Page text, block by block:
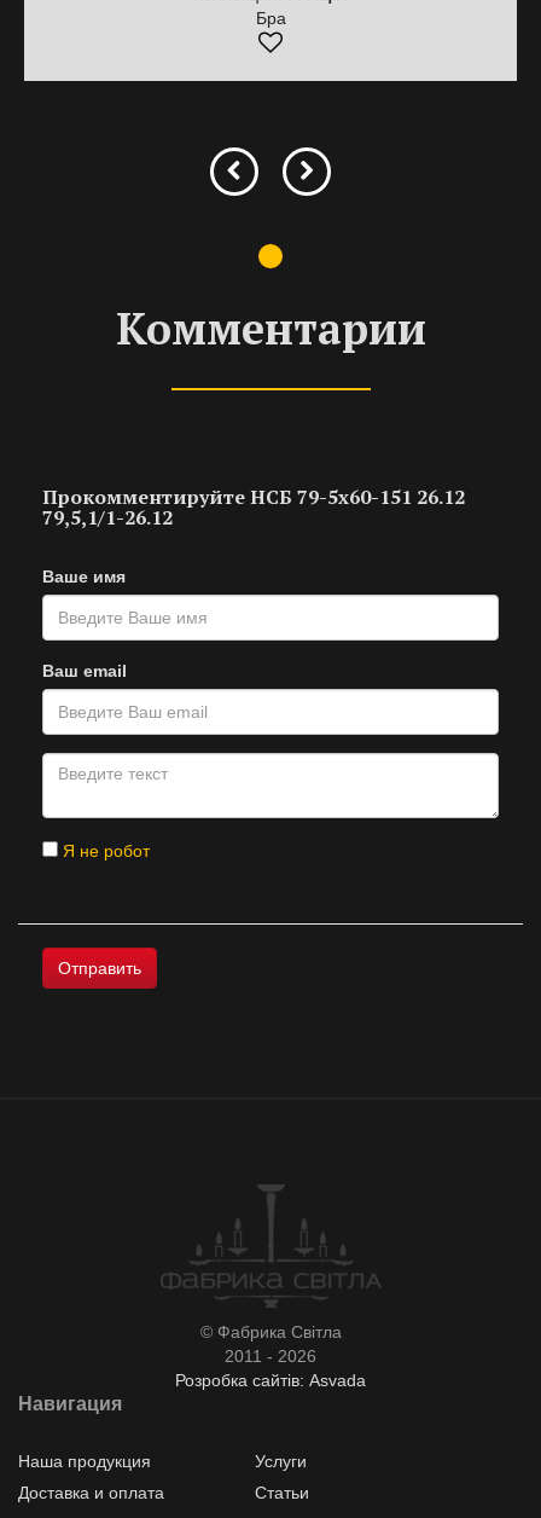
Бра
Комментарии
Прокомментируйте НСБ 79-5х60-151 26.12
79,5,1/1-26.12
Ваше имя
Ваш email
Я не робот
© Фабрика Світла
2011 - 2026
Розробка сайтів: Asvada
Навигация
Наша продукция
Услуги
Доставка и оплата
Статьи